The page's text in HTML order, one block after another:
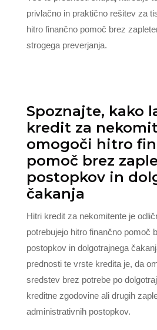
privlačno in praktično rešitev za
hitro finančno pomoč brez
strogega preverjanja.
Spoznajte, kako
kredit za
omogoči hitro
pomoč brez
postopkov in
čakanja
Hitri kredit za nekomitente je
potrebujejo hitro finančno pomoč
postopkov in dolgotrajnega
prednosti te vrste kredita je, da
sredstev brez potrebe po
kreditne zgodovine ali drugih
administrativnih postopkov.